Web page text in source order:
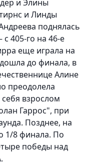
и Элины
и Линды
поднялась
с 405-го на 46-е
еще играла на
до финала, в
Алине
преодолела
взрослом
Гаррос", при
Позднее, на
1/8 финала. По
победы над